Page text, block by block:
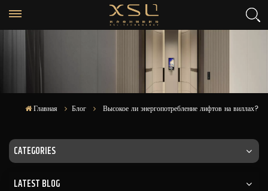
Главная Блог Высокое ли энергопотребление лифтов на виллах?
CATEGORIES
LATEST BLOG